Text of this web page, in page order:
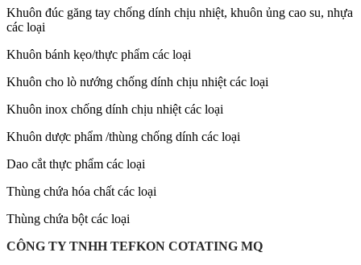
Khuôn đúc găng tay chống dính chịu nhiệt, khuôn ủng cao su, nhựa
các loại
Khuôn bánh kẹo/thực phẩm các loại
Khuôn cho lò nướng chống dính chịu nhiệt các loại
Khuôn inox chống dính chịu nhiệt các loại
Khuôn dược phẩm /thùng chống dính các loại
Dao cắt thực phẩm các loại
Thùng chứa hóa chất các loại
Thùng chứa bột các loại
CÔNG TY TNHH TEFKON COTATING MQ